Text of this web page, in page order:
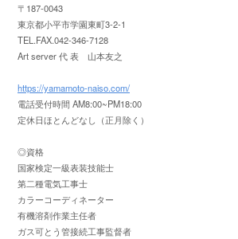
〒187-0043
東京都小平市学園東町3-2-1
TEL.FAX.042-346-7128
Art server 代 表 山本友之
https://yamamoto-naiso.com/
電話受付時間 AM8:00~PM18:00
定休日ほとんどなし（正月除く）
◎資格
国家検定一級表装技能士
第二種電気工事士
カラーコーディネーター
有機溶剤作業主任者
ガス可とう管接続工事監督者